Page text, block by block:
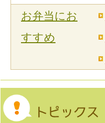
お弁当にお
すすめ